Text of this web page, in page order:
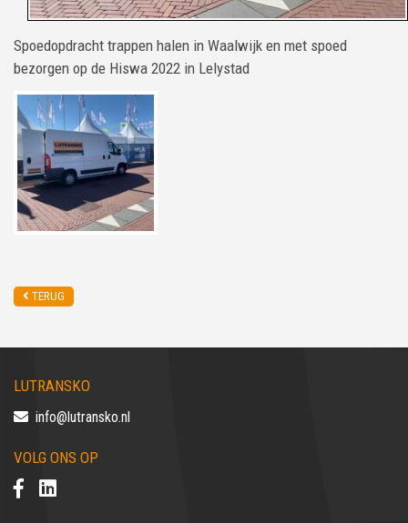
Spoedopdracht trappen halen in Waalwijk en met spoed
bezorgen op de Hiswa 2022 in Lelystad
TERUG
LUTRANSKO
info@lutransko.nl
VOLG ONS OP